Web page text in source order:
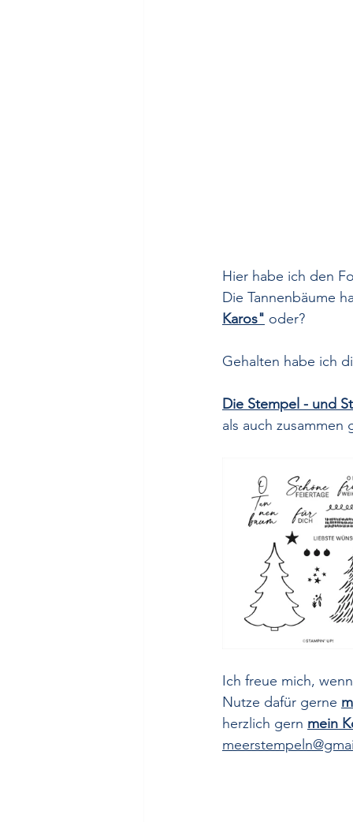
Hier habe ich den
Die Tannenbäume
Karos" oder?
Gehalten habe ich
Die Stempel - und
als auch zusammen
Ich freue mich,
Nutze dafür gerne
herzlich gern mein